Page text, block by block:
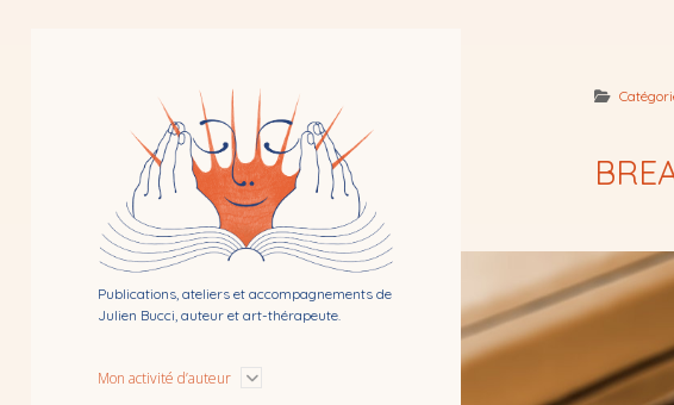
Bibliothérapie
par
Julien
Bucci
Publications, ateliers et accompagnements de
Julien Bucci, auteur et art-thérapeute.
Mon activité d’auteur
Ouvrir